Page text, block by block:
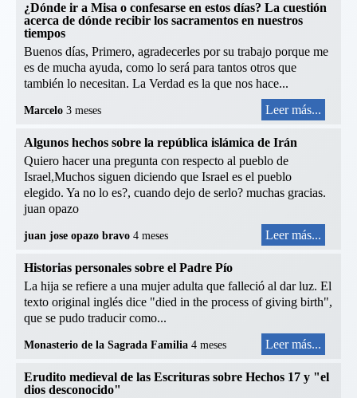
¿Dónde ir a Misa o confesarse en estos días? La cuestión
acerca de dónde recibir los sacramentos en nuestros
tiempos
Buenos días, Primero, agradecerles por su trabajo porque me
es de mucha ayuda, como lo será para tantos otros que
también lo necesitan. La Verdad es la que nos hace...
Marcelo 3 meses Leer más...
Algunos hechos sobre la república islámica de Irán
Quiero hacer una pregunta con respecto al pueblo de
Israel,Muchos siguen diciendo que Israel es el pueblo
elegido. Ya no lo es?, cuando dejo de serlo? muchas gracias.
juan opazo
juan jose opazo bravo 4 meses Leer más...
Historias personales sobre el Padre Pío
La hija se refiere a una mujer adulta que falleció al dar luz. El
texto original inglés dice "died in the process of giving birth",
que se pudo traducir como...
Monasterio de la Sagrada Familia 4 meses Leer más...
Erudito medieval de las Escrituras sobre Hechos 17 y "el
dios desconocido"